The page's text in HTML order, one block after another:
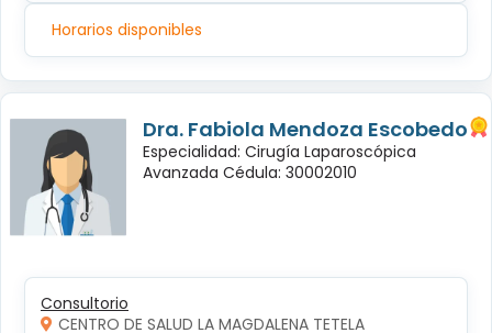
Horarios disponibles
Dra. Fabiola Mendoza Escobedo
Especialidad: Cirugía Laparoscópica
Avanzada Cédula: 30002010
Consultorio
CENTRO DE SALUD LA MAGDALENA TETELA